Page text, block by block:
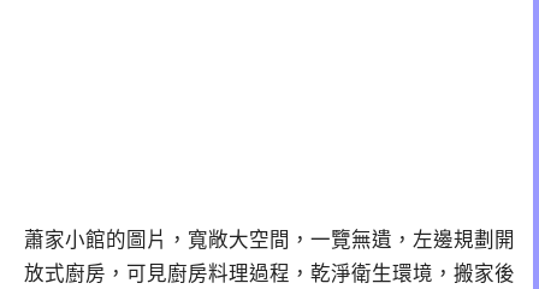
蕭家小館的圖片，寬敞大空間，一覽無遺，左邊規劃開
放式廚房，可見廚房料理過程，乾淨衛生環境，搬家後